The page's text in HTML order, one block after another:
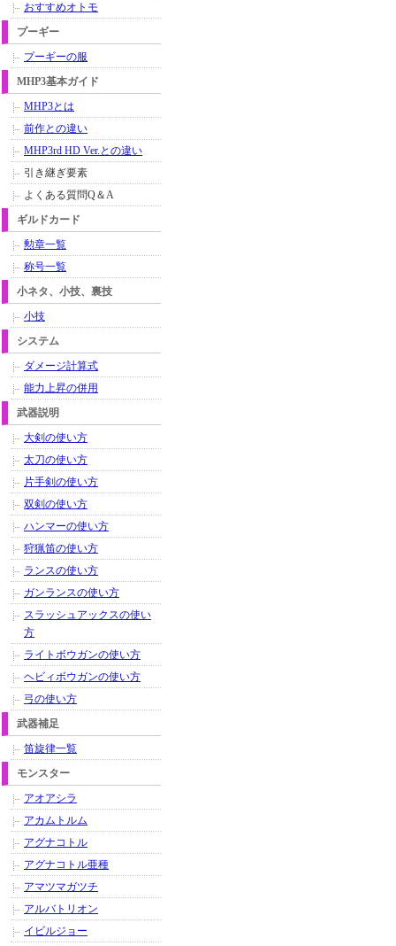
おすすめオトモ
プーギー
プーギーの服
MHP3基本ガイド
MHP3とは
前作との違い
MHP3rd HD Ver.との違い
引き継ぎ要素
よくある質問Q＆A
ギルドカード
勲章一覧
称号一覧
小ネタ、小技、裏技
小技
システム
ダメージ計算式
能力上昇の併用
武器説明
大剣の使い方
太刀の使い方
片手剣の使い方
双剣の使い方
ハンマーの使い方
狩猟笛の使い方
ランスの使い方
ガンランスの使い方
スラッシュアックスの使い
方
ライトボウガンの使い方
ヘビィボウガンの使い方
弓の使い方
武器補足
笛旋律一覧
モンスター
アオアシラ
アカムトルム
アグナコトル
アグナコトル亜種
アマツマガツチ
アルバトリオン
イビルジョー